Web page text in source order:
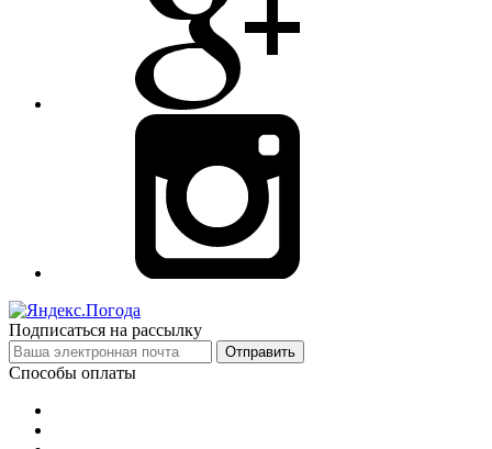
Подписаться на рассылку
Отправить
Способы оплаты